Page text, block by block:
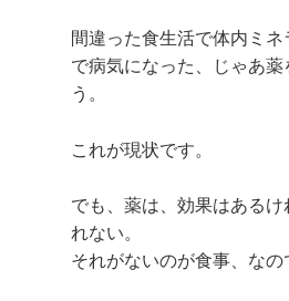
間違った食生活で体内ミ
で病気になった、じゃあ薬
う。
これが現状です。
でも、薬は、効果はある
れない。
それがないのが食事、なの